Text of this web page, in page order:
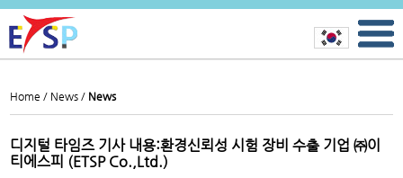
Home / News / News
디지털 타임즈 기사 내용:환경신뢰성 시험 장비 수출 기업 ㈜이
티에스피 (ETSP Co.,Ltd.)